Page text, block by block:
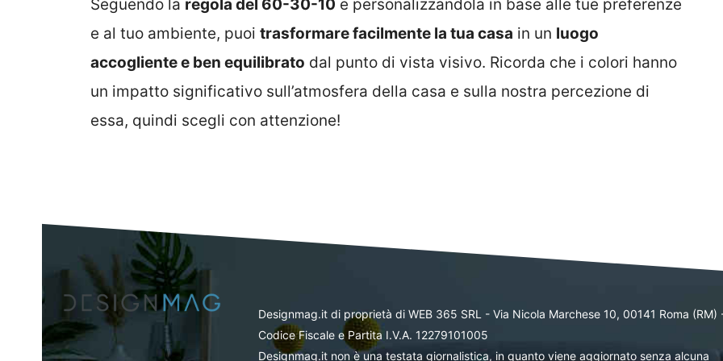
Seguendo la regola del 60-30-10 e personalizzandola in base alle tue preferenze
e al tuo ambiente, puoi trasformare facilmente la tua casa in un luogo
accogliente e ben equilibrato dal punto di vista visivo. Ricorda che i colori hanno
un impatto significativo sull’atmosfera della casa e sulla nostra percezione di
essa, quindi scegli con attenzione!
Designmag.it di proprietà di WEB 365 SRL - Via Nicola Marchese 10, 00141 Roma (RM)
Codice Fiscale e Partita I.V.A. 12279101005
Designmag.it non è una testata giornalistica, in quanto viene aggiornato senza alcuna